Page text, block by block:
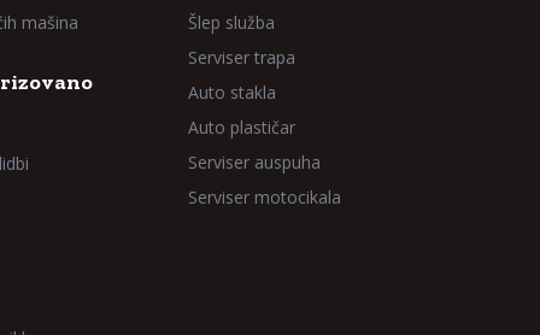
mašina
Šlep služba
Serviser trapa
Auto stakla
Auto plastičar
Serviser auspuha
Serviser motocikala